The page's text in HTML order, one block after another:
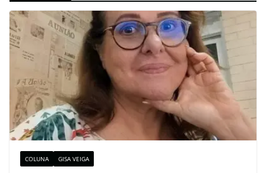
COLUNA GISA VEIGA